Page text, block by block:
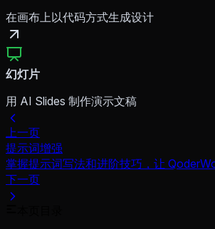
在画布上以代码方式生成设计
幻灯片
用 AI Slides 制作演示文稿
上一页
提示词增强
掌握提示词写法和进阶技巧，让
下一页